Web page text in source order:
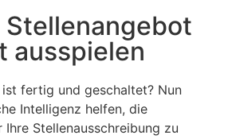
Stellenangebot
ausspielen
fertig und geschaltet? Nun
Intelligenz helfen, die
Ihre Stellenausschreibung zu